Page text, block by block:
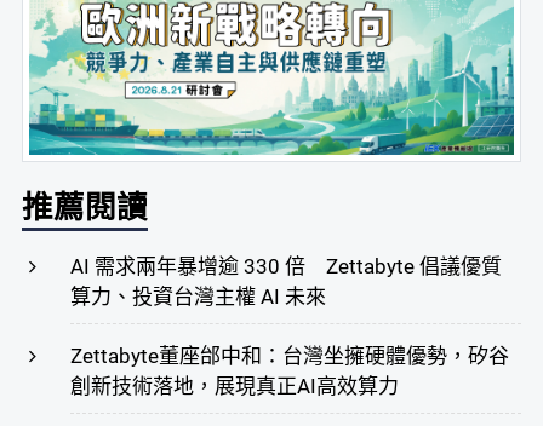
推薦閱讀
AI 需求兩年暴增逾 330 倍 Zettabyte 倡議優質
算力、投資台灣主權 AI 未來
Zettabyte董座邰中和：台灣坐擁硬體優勢，矽谷
創新技術落地，展現真正AI高效算力